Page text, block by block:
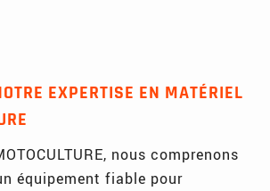
EXPERTISE EN MATÉRIEL
nous comprenons
équipement fiable pour